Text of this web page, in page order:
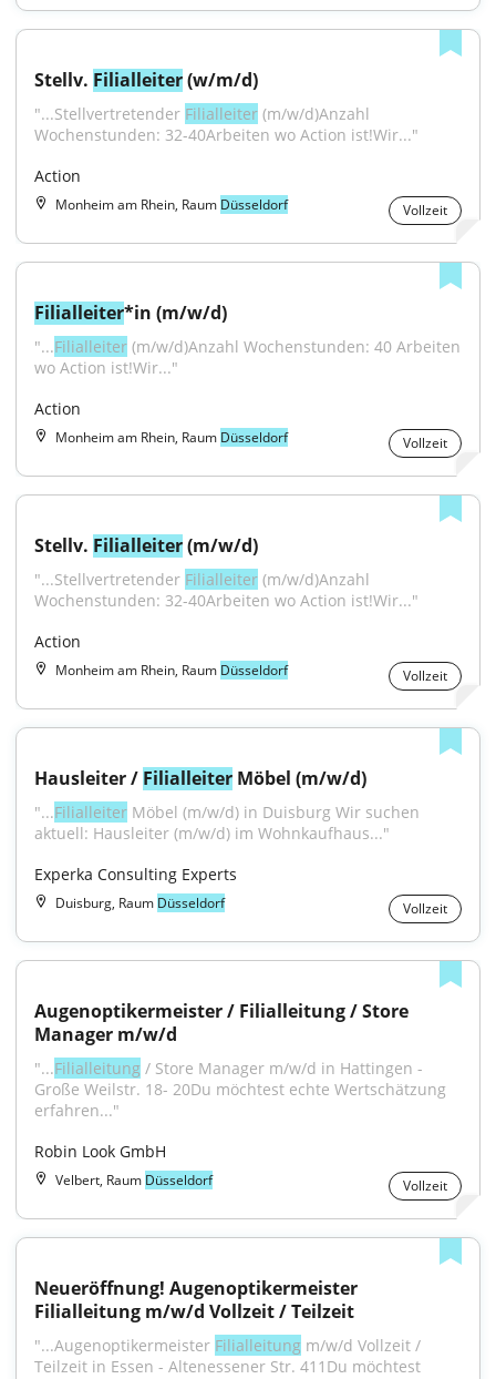
Stellv. Filialleiter (w/m/d)
"...Stellvertretender Filialleiter (m/w/d)Anzahl
Wochenstunden: 32-40Arbeiten wo Action ist!Wir..."
Action
Monheim am Rhein, Raum Düsseldorf Vollzeit
Filialleiter*in (m/w/d)
"...Filialleiter (m/w/d)Anzahl Wochenstunden: 40 Arbeiten
wo Action ist!Wir..."
Action
Monheim am Rhein, Raum Düsseldorf Vollzeit
Stellv. Filialleiter (m/w/d)
"...Stellvertretender Filialleiter (m/w/d)Anzahl
Wochenstunden: 32-40Arbeiten wo Action ist!Wir..."
Action
Monheim am Rhein, Raum Düsseldorf Vollzeit
Hausleiter / Filialleiter Möbel (m/w/d)
"...Filialleiter Möbel (m/w/d) in Duisburg Wir suchen
aktuell: Hausleiter (m/w/d) im Wohnkaufhaus..."
Experka Consulting Experts
Duisburg, Raum Düsseldorf Vollzeit
Augenoptikermeister / Filialleitung / Store
Manager m/w/d
"...Filialleitung / Store Manager m/w/d in Hattingen -
Große Weilstr. 18- 20Du möchtest echte Wertschätzung
erfahren..."
Robin Look GmbH
Velbert, Raum Düsseldorf Vollzeit
Neueröffnung! Augenoptikermeister
Filialleitung m/w/d Vollzeit / Teilzeit
"...Augenoptikermeister Filialleitung m/w/d Vollzeit /
Teilzeit in Essen - Altenessener Str. 411Du möchtest